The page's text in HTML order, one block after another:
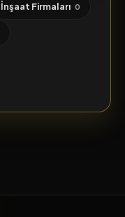
İnşaat Firmaları 0